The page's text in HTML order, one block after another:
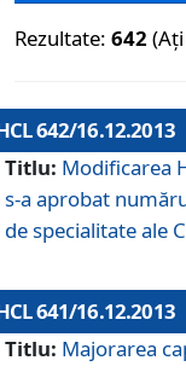
Rezultate: 642
642/16.12.2013
Titlu: Modificarea
s-a aprobat
de specialitate ale
641/16.12.2013
Titlu: Majorarea